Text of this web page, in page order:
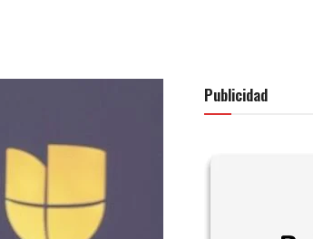
Publicidad